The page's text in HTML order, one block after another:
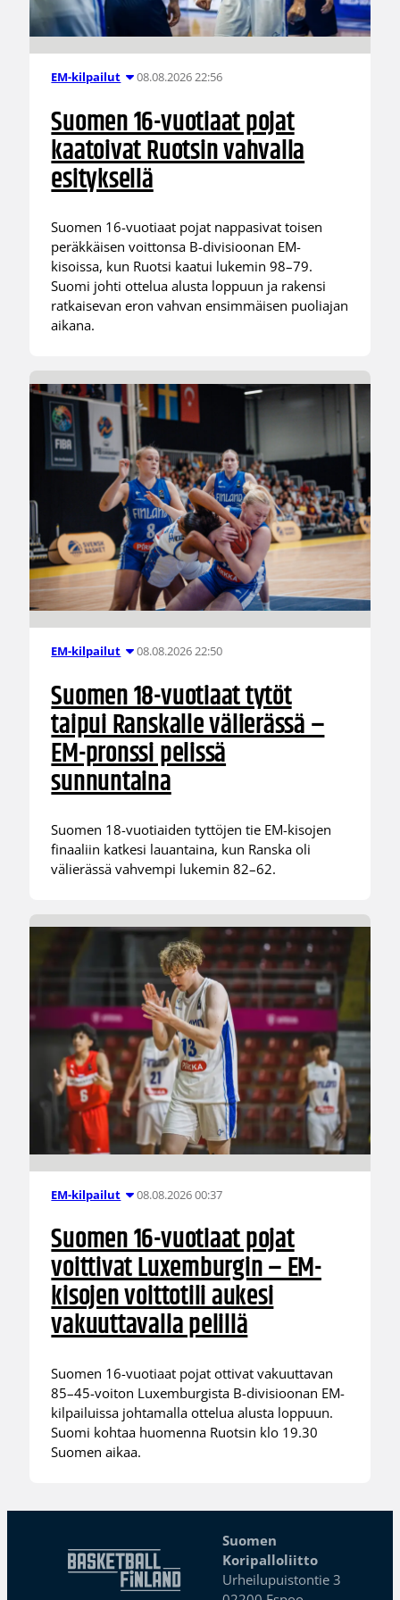
EM-kilpailut 08.08.2026 22:56
Suomen 16-vuotiaat pojat
kaatoivat Ruotsin vahvalla
esityksellä
Suomen 16-vuotiaat pojat nappasivat toisen
peräkkäisen voittonsa B-divisioonan EM-
kisoissa, kun Ruotsi kaatui lukemin 98–79.
Suomi johti ottelua alusta loppuun ja rakensi
ratkaisevan eron vahvan ensimmäisen puoliajan
aikana.
EM-kilpailut 08.08.2026 22:50
Suomen 18-vuotiaat tytöt
taipui Ranskalle välierässä –
EM-pronssi pelissä
sunnuntaina
Suomen 18-vuotiaiden tyttöjen tie EM-kisojen
finaaliin katkesi lauantaina, kun Ranska oli
välierässä vahvempi lukemin 82–62.
EM-kilpailut 08.08.2026 00:37
Suomen 16-vuotiaat pojat
voittivat Luxemburgin – EM-
kisojen voittotili aukesi
vakuuttavalla pelillä
Suomen 16-vuotiaat pojat ottivat vakuuttavan
85–45-voiton Luxemburgista B-divisioonan EM-
kilpailuissa johtamalla ottelua alusta loppuun.
Suomi kohtaa huomenna Ruotsin klo 19.30
Suomen aikaa.
Suomen
Koripalloliitto
Urheilupuistontie 3